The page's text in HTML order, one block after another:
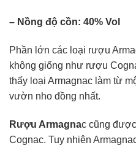
– Nồng độ cồn: 40% Vol
Phần lớn các loại rượu
không giống như rượu
thấy loại Armagnac làm từ
vườn nho đồng nhất.
Rượu Armagnac cũng
Cognac. Tuy nhiên